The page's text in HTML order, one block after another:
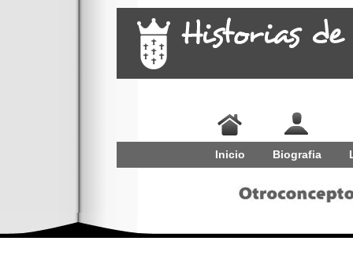
Inicio Biografia